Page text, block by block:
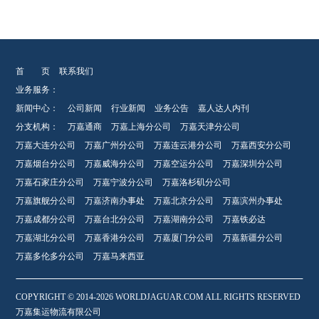
首 页
联系我们
业务服务：
新闻中心：
公司新闻 行业新闻 业务公告
嘉人达人内刊
分支机构：
万嘉通商 万嘉上海分公司
万嘉天津分公司
万嘉大连分公司
万嘉广州分公司 万嘉连云港分公司
万嘉西安分公司
万嘉烟台分公司
万嘉威海分公司 万嘉空运分公司
万嘉深圳分公司
万嘉石家庄分公司
万嘉宁波分公司
万嘉洛杉矶分公司
万嘉旗舰分公司
万嘉济南办事处 万嘉北京分公司
万嘉滨州办事处
万嘉成都分公司
万嘉台北分公司 万嘉湖南分公司
万嘉铁必达
万嘉湖北分公司
万嘉香港分公司 万嘉厦门分公司
万嘉新疆分公司
万嘉多伦多分公司
万嘉马来西亚
COPYRIGHT © 2014-2026 WORLDJAGUAR.COM ALL RIGHTS RESERVED
万嘉集运物流有限公司